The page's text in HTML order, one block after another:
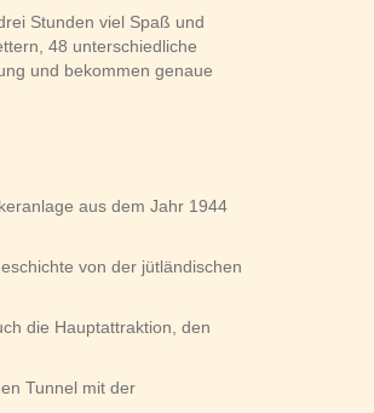
Stunden viel Spaß und
48 unterschiedliche
und bekommen genaue
aus dem Jahr 1944
von der jütländischen
die Hauptattraktion, den
Tunnel mit der